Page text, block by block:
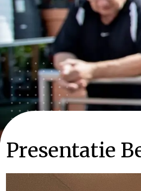
Presentatie